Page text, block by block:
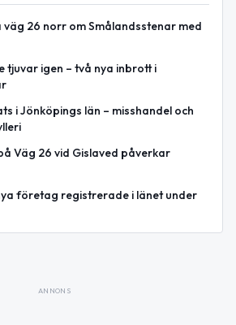
väg 26 norr om Smålandsstenar med
tjuvar igen – två nya inbrott i
i Jönköpings län – misshandel och
Väg 26 vid Gislaved påverkar
företag registrerade i länet under
ANNONS